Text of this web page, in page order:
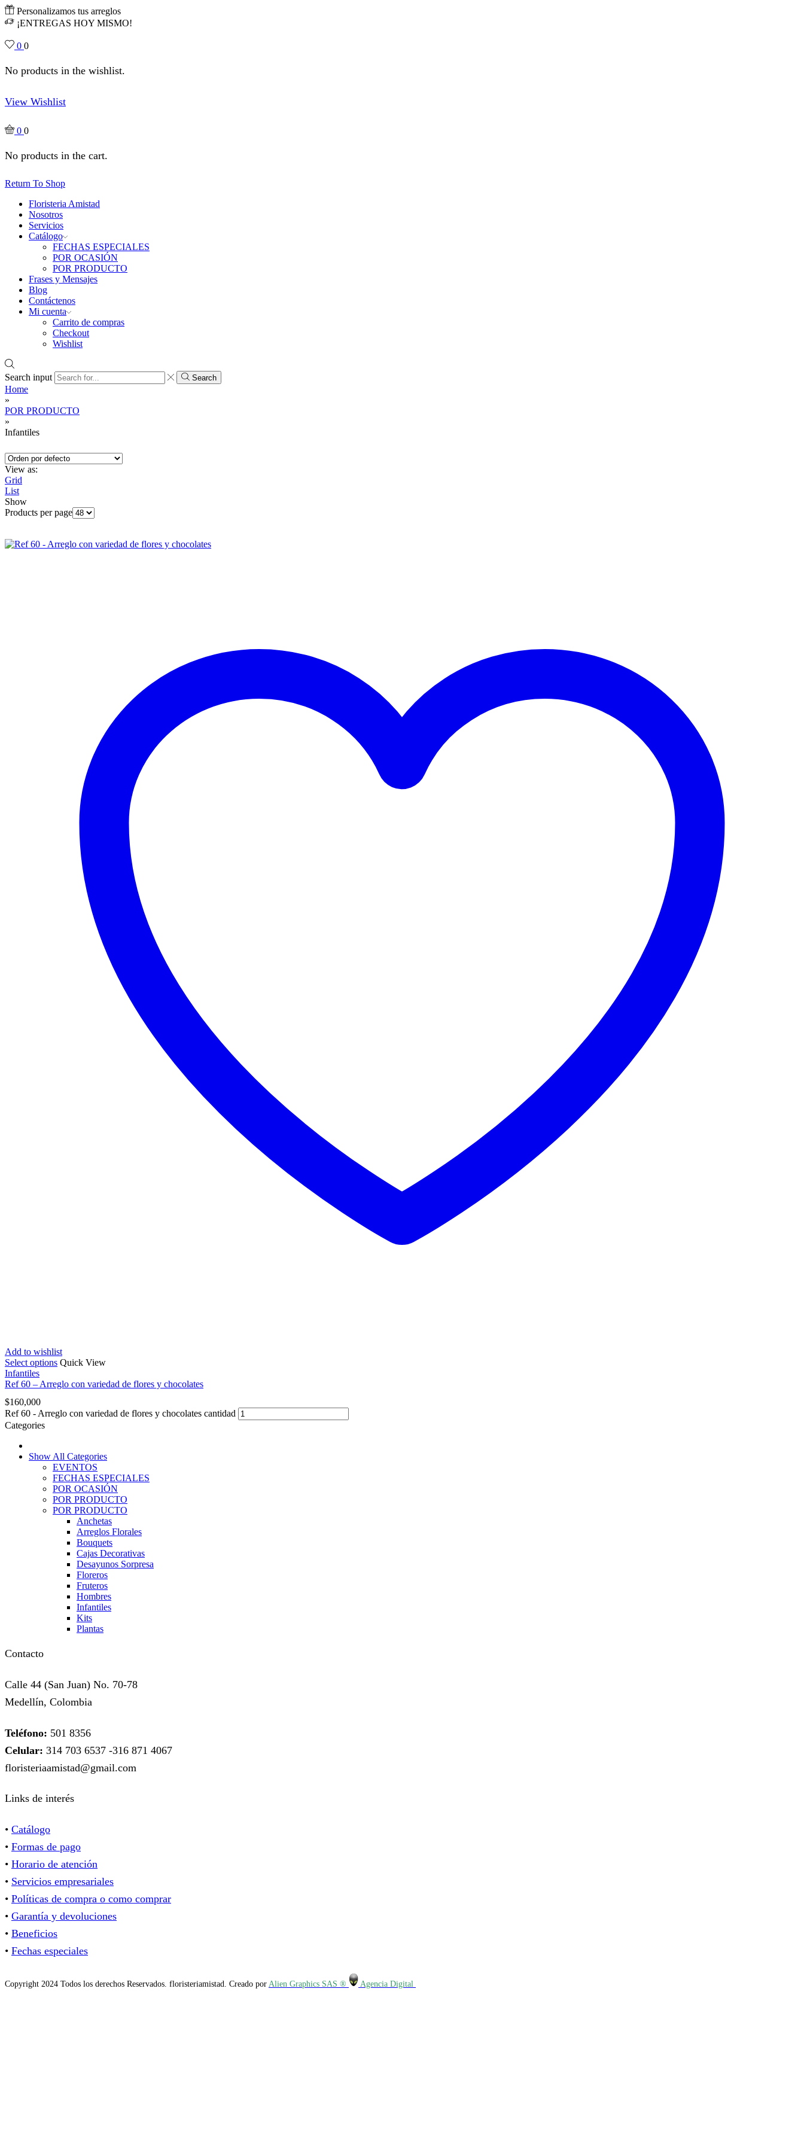
Personalizamos tus arreglos
¡ENTREGAS HOY MISMO!
0 0
No products in the wishlist.
View Wishlist
0 0
No products in the cart.
Return To Shop
Floristeria Amistad
Nosotros
Servicios
Catálogo
FECHAS ESPECIALES
POR OCASIÓN
POR PRODUCTO
Frases y Mensajes
Blog
Contáctenos
Mi cuenta
Carrito de compras
Checkout
Wishlist
Search input Search
Home
»
POR PRODUCTO
»
Infantiles
View as:
Grid
List
Show
Products per page
Add to wishlist
Select options Quick View
Infantiles
Ref 60 – Arreglo con variedad de flores y chocolates
$160,000
Ref 60 - Arreglo con variedad de flores y chocolates cantidad
Categories
Show All Categories
EVENTOS
FECHAS ESPECIALES
POR OCASIÓN
POR PRODUCTO
POR PRODUCTO
Anchetas
Arreglos Florales
Bouquets
Cajas Decorativas
Desayunos Sorpresa
Floreros
Fruteros
Hombres
Infantiles
Kits
Plantas
Contacto
Calle 44 (San Juan) No. 70-78
Medellín, Colombia
Teléfono: 501 8356
Celular: 314 703 6537 -316 871 4067
floristeriaamistad@gmail.com
Links de interés
• Catálogo
• Formas de pago
• Horario de atención
• Servicios empresariales
• Políticas de compra o como comprar
• Garantía y devoluciones
• Beneficios
• Fechas especiales
Copyright 2024 Todos los derechos Reservados. floristeriamistad. Creado por Alien Graphics SAS ® Agencia Digital